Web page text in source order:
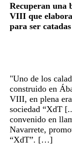
Recuperan una
VIII que
para ser
"Uno de los
construido en
VIII, en plena
sociedad “XdT
convenido en
Navarrete,
“XdT”. […]